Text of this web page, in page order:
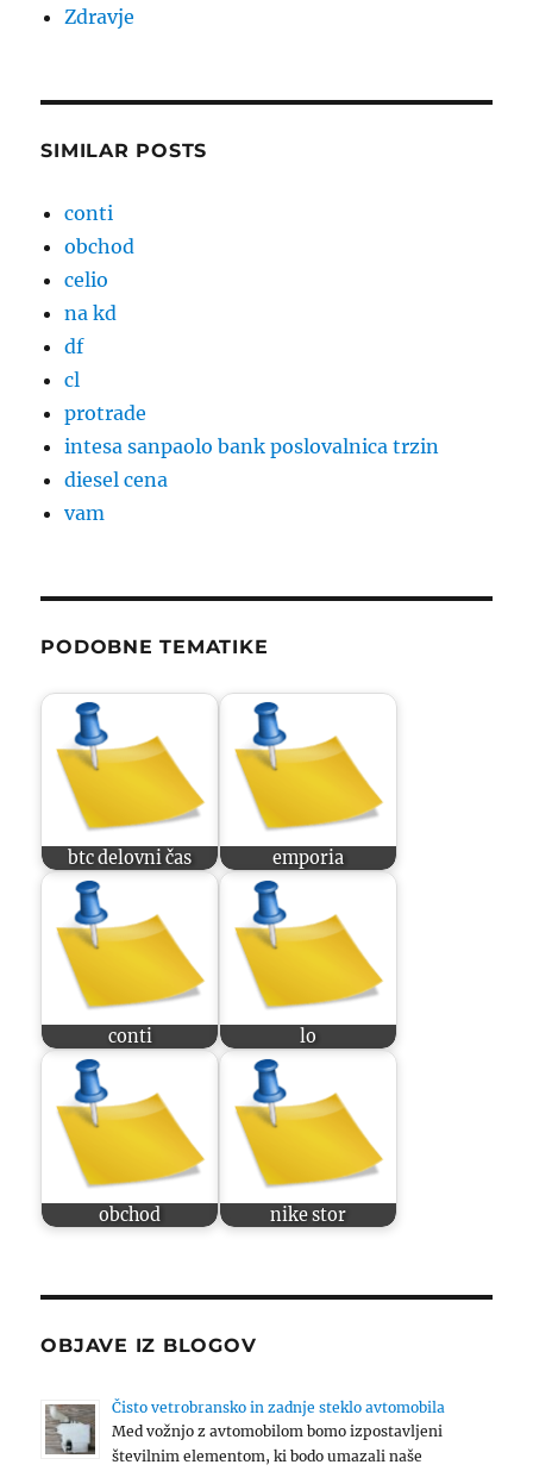
Zdravje
SIMILAR POSTS
conti
obchod
celio
na kd
df
cl
protrade
intesa sanpaolo bank poslovalnica trzin
diesel cena
vam
PODOBNE TEMATIKE
btc delovni čas emporia
conti lo
obchod nike stor
OBJAVE IZ BLOGOV
Čisto vetrobransko in zadnje steklo avtomobila
Med vožnjo z avtomobilom bomo izpostavljeni
številnim elementom, ki bodo umazali naše